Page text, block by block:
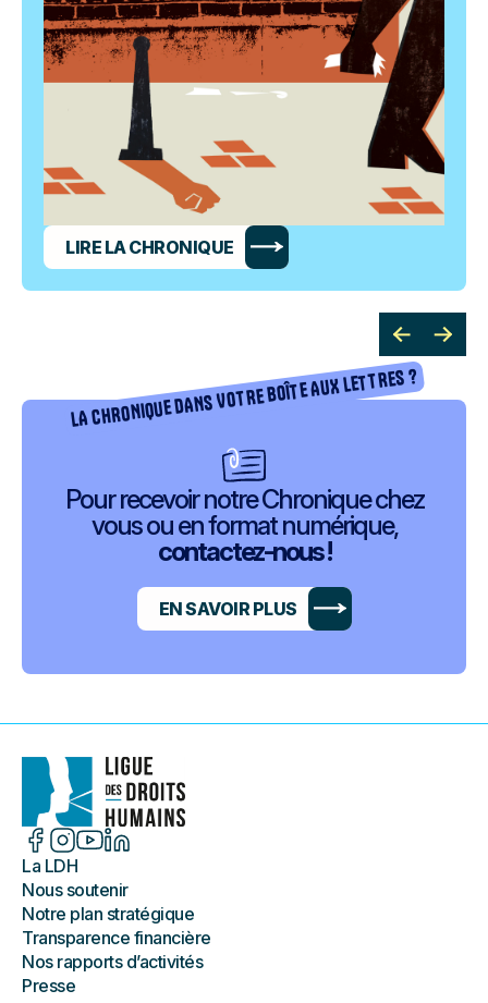
LIRE LA CHRONIQUE
LA CHRONIQUE DANS VOTRE BOÎTE AUX LETTRES ?
Pour recevoir notre Chronique chez
vous ou en format numérique,
contactez-nous !
EN SAVOIR PLUS
La LDH
Nous soutenir
Notre plan stratégique
Transparence financière
Nos rapports d’activités
Presse